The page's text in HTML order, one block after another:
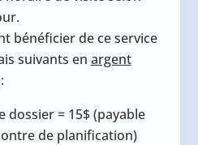
bénéficier de ce service
suivants en argent
dossier = 15$ (payable
de planification)